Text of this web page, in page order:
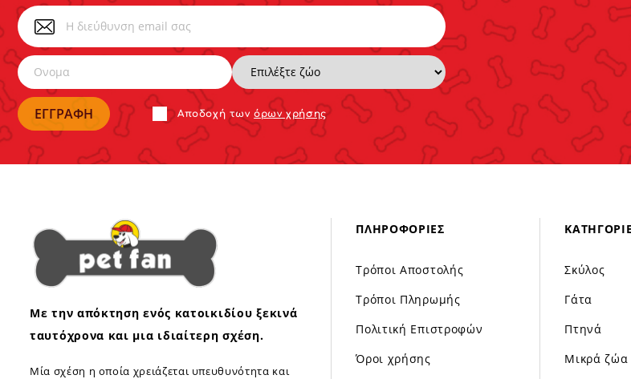
Αποδoχή τωνόρων χρήσης
Με την απόκτηση ενός κατοικιδίου ξεκινά
ταυτόχρονα και μια ιδιαίτερη σχέση.
Μία σχέση η οποία χρειάζεται υπευθυνότητα και
ΠΛΗΡΟΦΟΡΊΕΣ
Τρόποι Αποστολής
Τρόποι Πληρωμής
Πολιτική Επιστροφών
Όροι χρήσης
Σκύλος
Γάτα
Πτηνά
Μικρά ζώα